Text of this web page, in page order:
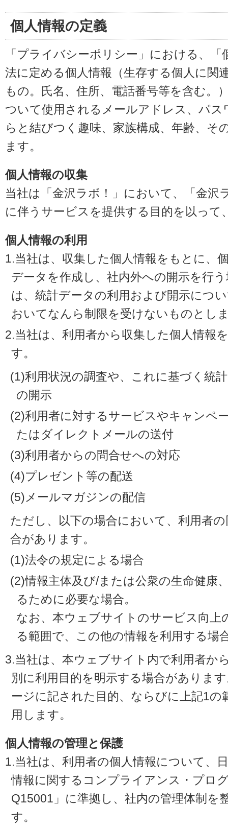
個人情報の定義
「プライバシーポリシー」における、
法に定める個人情報（生存する個人に関
もの。氏名、住所、電話番号等を含む。
ついて使用されるメールアドレス、パ
らと結びつく趣味、家族構成、年齢、そ
ます。
個人情報の収集
当社は「金沢ラボ！」において、「金沢
に伴うサービスを提供する目的を以って
個人情報の利用
1.当社は、収集した個人情報をもとに、
データを作成し、社内外への開示を行
は、統計データの利用および開示につ
おいてなんら制限を受けないものとし
2.当社は、利用者から収集した個人情報
す。
(1)利用状況の調査や、これに基づく統
の開示
(2)利用者に対するサービスやキャンペ
たはダイレクトメールの送付
(3)利用者からの問合せへの対応
(4)プレゼント等の配送
(5)メールマガジンの配信
ただし、以下の場合において、利用者
合があります。
(1)法令の規定による場合
(2)情報主体及び/または公衆の生命健康
るために必要な場合。
なお、本ウェブサイトのサービス向上
る範囲で、この他の情報を利用する場
3.当社は、本ウェブサイト内で利用者か
別に利用目的を明示する場合がありま
ージに記された目的、ならびに上記1の
用します。
個人情報の管理と保護
1.当社は、利用者の個人情報について、
情報に関するコンプライアンス・プロ
Q15001」に準拠し、社内の管理体制を
す。